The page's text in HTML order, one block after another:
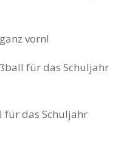
vorn!
für das Schuljahr
für das Schuljahr